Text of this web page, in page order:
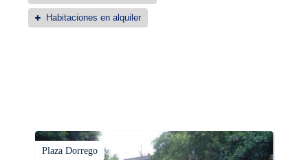
Habitaciones en alquiler
Plaza Dorrego